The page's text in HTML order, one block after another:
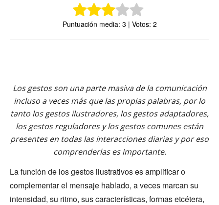
Puntuación media: 3 | Votos: 2
Los gestos son una parte masiva de la comunicación
incluso a veces más que las propias palabras, por lo
tanto los gestos ilustradores, los gestos adaptadores,
los gestos reguladores y los gestos comunes están
presentes en todas las interacciones diarias y por eso
comprenderlas es importante.
La función de los gestos ilustrativos es amplificar o
complementar el mensaje hablado, a veces marcan su
intensidad, su ritmo, sus características, formas etcétera,